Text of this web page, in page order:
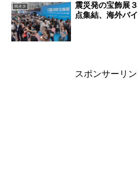
街ネタ
震災発の宝飾展
点集結、海外バ
スポンサーリン